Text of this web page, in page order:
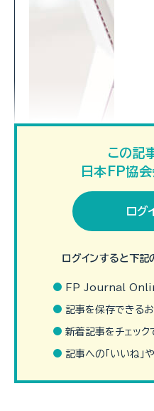
本業の傍らFPの資格を取得し
ています。投資人口の増加や
できる場は広がりを見せてい
この記
日本FP協会
ログ
ログインすると下記
FP Journal
記事を保存できる
新着記事をチェック
記事への「いいね」